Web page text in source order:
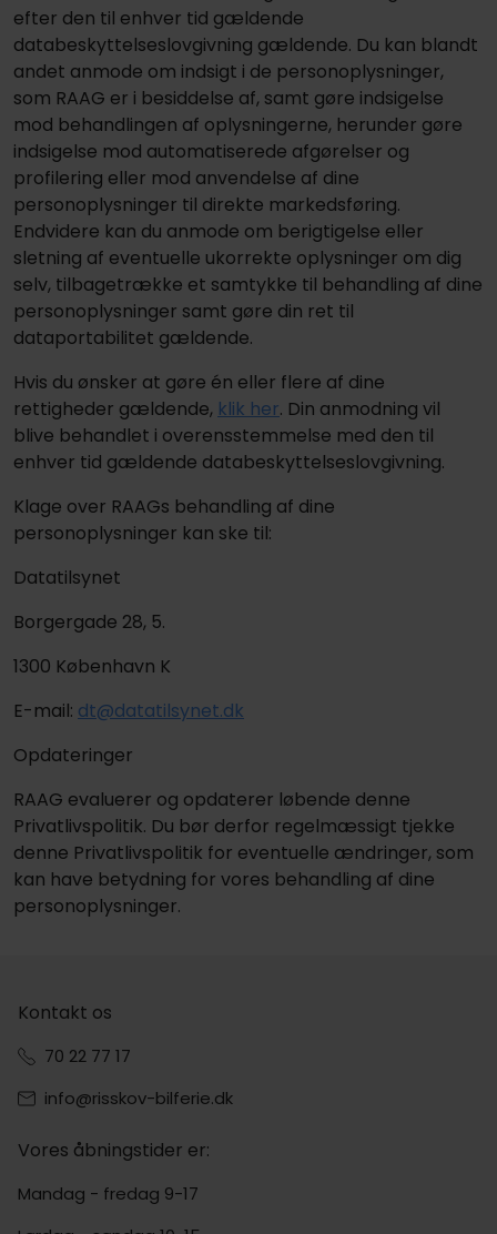
efter den til enhver tid gældende
databeskyttelseslovgivning gældende. Du kan blandt
andet anmode om indsigt i de personoplysninger,
som RAAG er i besiddelse af, samt gøre indsigelse
mod behandlingen af oplysningerne, herunder gøre
indsigelse mod automatiserede afgørelser og
profilering eller mod anvendelse af dine
personoplysninger til direkte markedsføring.
Endvidere kan du anmode om berigtigelse eller
sletning af eventuelle ukorrekte oplysninger om dig
selv, tilbagetrække et samtykke til behandling af dine
personoplysninger samt gøre din ret til
dataportabilitet gældende.
Hvis du ønsker at gøre én eller flere af dine
rettigheder gældende, klik her. Din anmodning vil
blive behandlet i overensstemmelse med den til
enhver tid gældende databeskyttelseslovgivning.
Klage over RAAGs behandling af dine
personoplysninger kan ske til:
Datatilsynet
Borgergade 28, 5.
1300 København K
E-mail: dt@datatilsynet.dk
Opdateringer
RAAG evaluerer og opdaterer løbende denne
Privatlivspolitik. Du bør derfor regelmæssigt tjekke
denne Privatlivspolitik for eventuelle ændringer, som
kan have betydning for vores behandling af dine
personoplysninger.
Kontakt os
70 22 77 17
info@risskov-bilferie.dk
Vores åbningstider er:
Mandag - fredag 9-17